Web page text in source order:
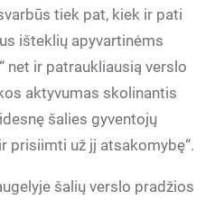
tiek pat, kiek ir pati
išteklių apyvartinėms
net ir patraukliausią verslo
aktyvumas skolinantis
šalies gyventojų
prisiimti už jį atsakomybę“.
šalių verslo pradžios